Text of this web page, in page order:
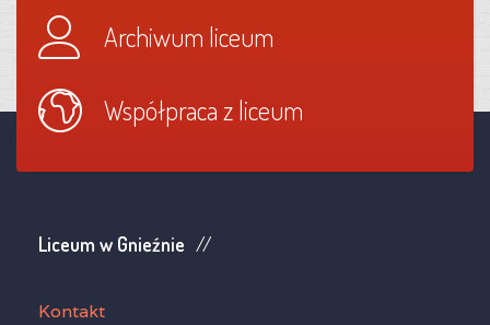
Archiwum liceum
Współpraca z liceum
Liceum w Gnieźnie
Kontakt